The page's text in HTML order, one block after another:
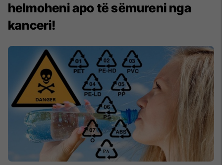
helmoheni apo të sëmureni nga
kanceri!